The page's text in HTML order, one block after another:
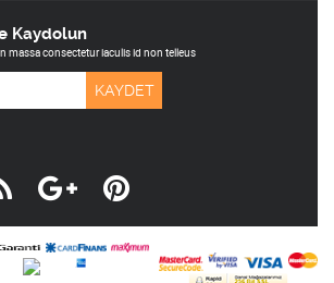
Kaydolun
massa consectetur iaculis id non telleus